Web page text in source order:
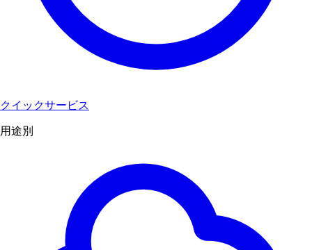
クイックサービス
用途別